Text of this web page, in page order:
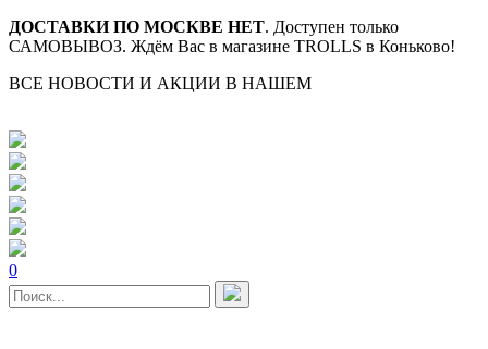
ДОСТАВКИ ПО МОСКВЕ НЕТ. Доступен только
САМОВЫВОЗ. Ждём Вас в магазине TROLLS в Коньково!
ВСЕ НОВОСТИ И АКЦИИ В НАШЕМ
0